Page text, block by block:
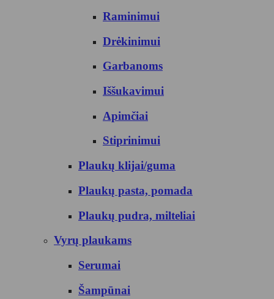
Raminimui
Drėkinimui
Garbanoms
Iššukavimui
Apimčiai
Stiprinimui
Plaukų klijai/guma
Plaukų pasta, pomada
Plaukų pudra, milteliai
Vyrų plaukams
Serumai
Šampūnai